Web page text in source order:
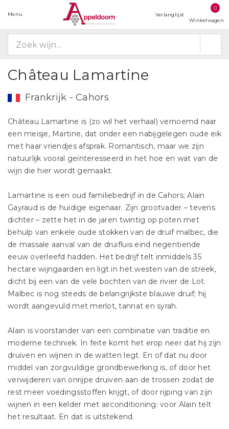
Menu Verlanglijst
0
Winkelwagen
Château Lamartine
Frankrijk - Cahors
Château Lamartine is (zo wil het verhaal) vernoemd naar
een meisje, Martine, dat onder een nabijgelegen oude eik
met haar vriendjes afsprak. Romantisch, maar we zijn
natuurlijk vooral geïnteresseerd in het hoe en wat van de
wijn die hier wordt gemaakt.
Lamartine is een oud familiebedrijf in de Cahors; Alain
Gayraud is de huidige eigenaar. Zijn grootvader – tevens
dichter – zette het in de jaren twintig op poten met
behulp van enkele oude stokken van de druif malbec, die
de massale aanval van de druifluis eind negentiende
eeuw overleefd hadden. Het bedrijf telt inmiddels 35
hectare wijngaarden en ligt in het westen van de streek,
dicht bij een van de vele bochten van de rivier de Lot.
Malbec is nog steeds de belangrijkste blauwe druif; hij
wordt aangevuld met merlot, tannat en syrah.
Alain is voorstander van een combinatie van traditie en
moderne techniek. In feite komt het erop neer dat hij zijn
druiven en wijnen in de watten legt. En of dat nu door
middel van zorgvuldige grondbewerking is, of door het
verwijderen van onrijpe druiven aan de trossen zodat de
rest meer voedingsstoffen krijgt, of door rijping van zijn
wijnen in een kelder met airconditioning: voor Alain telt
het resultaat. En dat is uitstekend.